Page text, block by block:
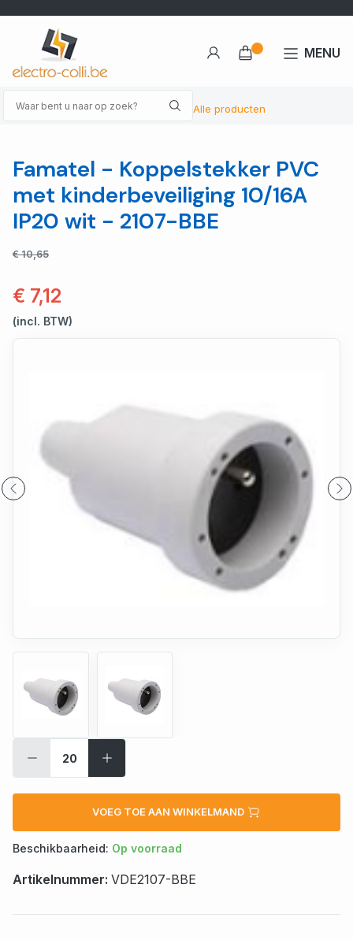
Alle producten
MENU
Famatel - Koppelstekker PVC
met kinderbeveiliging 10/16A
IP20 wit - 2107-BBE
€ 10,65
€ 7,12
(incl. BTW)
VOEG TOE AAN WINKELMAND
Beschikbaarheid: Op voorraad
Artikelnummer: VDE2107-BBE